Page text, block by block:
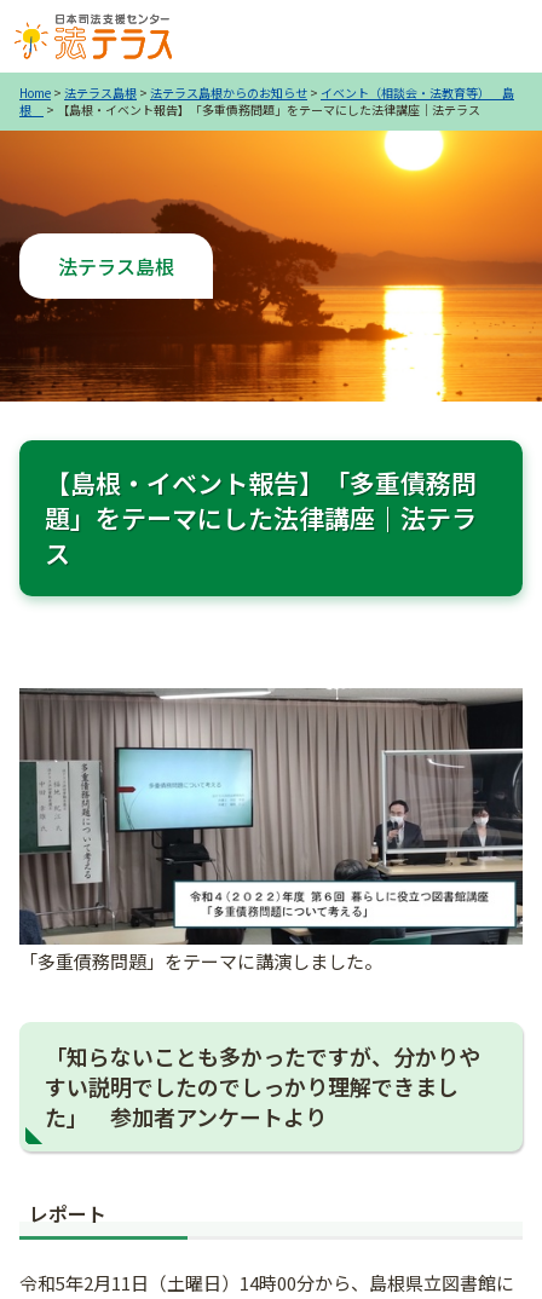
Home > 法テラス島根 > 法テラス島根からのお知らせ > イベント（相談会・法教育等） 島
根
> 【島根・イベント報告】「多重債務問題」をテーマにした法律講座｜法テラス
法テラス島根
【島根・イベント報告】「多重債務問
題」をテーマにした法律講座｜法テラ
ス
「多重債務問題」をテーマに講演しました。
「知らないことも多かったですが、分かりや
すい説明でしたのでしっかり理解できまし
た」 参加者アンケートより
レポート
令和5年2月11日（土曜日）14時00分から、島根県立図書館に